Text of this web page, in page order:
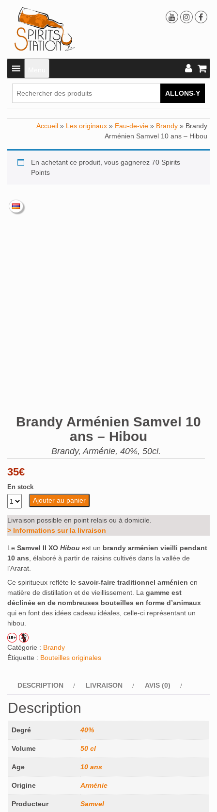
ALLONS-Y
Accueil » Les originaux » Eau-de-vie » Brandy » Brandy
Arménien Samvel 10 ans – Hibou
En achetant ce produit, vous gagnerez 70 Spirits
Points
Brandy Arménien Samvel 10
ans – Hibou
Brandy, Arménie, 40%, 50cl.
35€
En stock
Ajouter au panier
Livraison possible en point relais ou à domicile.
> Informations sur la livraison
Le Samvel II XO Hibou est un brandy arménien vieilli pendant
10 ans , élaboré à partir de raisins cultivés dans la vallée de
l’Ararat.
Ce spiritueux reflète le savoir-faire traditionnel arménien en
matière de distillation et de vieillissement. La gamme est
déclinée en de nombreuses bouteilles en forme d’animaux
qui en font des idées cadeau idéales, celle-ci représentant un
hibou.
Catégorie : Brandy
Étiquette : Bouteilles originales
DESCRIPTION LIVRAISON AVIS (0)
Description
Degré 40%
Volume 50 cl
Age 10 ans
Origine Arménie
Producteur Samvel